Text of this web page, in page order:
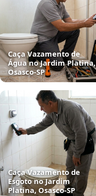
Caça Vazamento de
Água no Jardim Platina,
Osasco‑SP
Caça Vazamento de
Esgoto no Jardim
Platina, Osasco‑SP